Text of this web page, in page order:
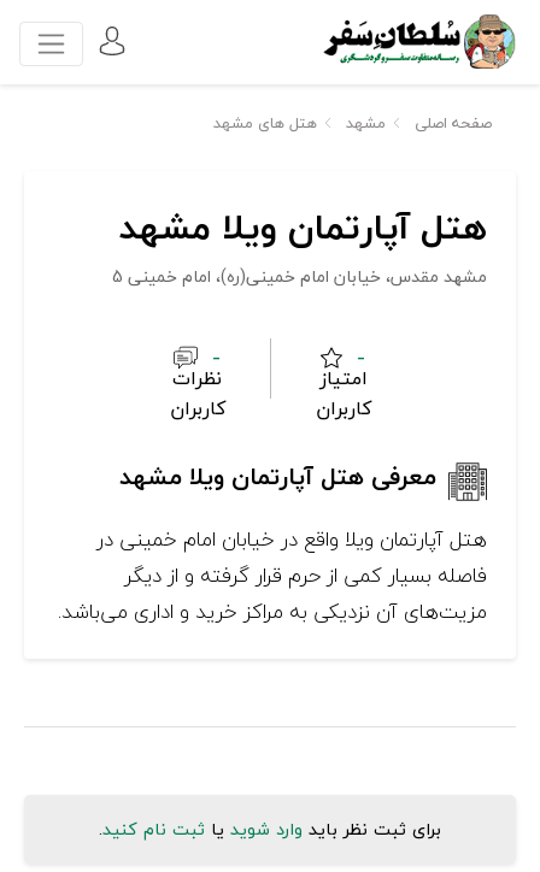
صفحه اصلی مشهد هتل های مشهد
هتل آپارتمان ویلا مشهد
مشهد مقدس، خیابان امام خمینی(ره)، امام خمینی 5
-
امتیاز
کاربران
-
نظرات
کاربران
معرفی هتل آپارتمان ویلا مشهد
هتل آپارتمان ویلا واقع در خیابان امام خمینی در
فاصله بسیار کمی از حرم قرار گرفته و از دیگر
مزیت‌های آن نزدیکی به مراکز خرید و اداری می‌باشد.
برای ثبت نظر باید وارد شوید یا ثبت نام کنید.